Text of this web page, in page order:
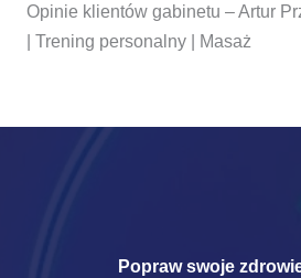
Opinie klientów gabinetu – Artur
| Trening personalny | Masaż
Popraw swoje